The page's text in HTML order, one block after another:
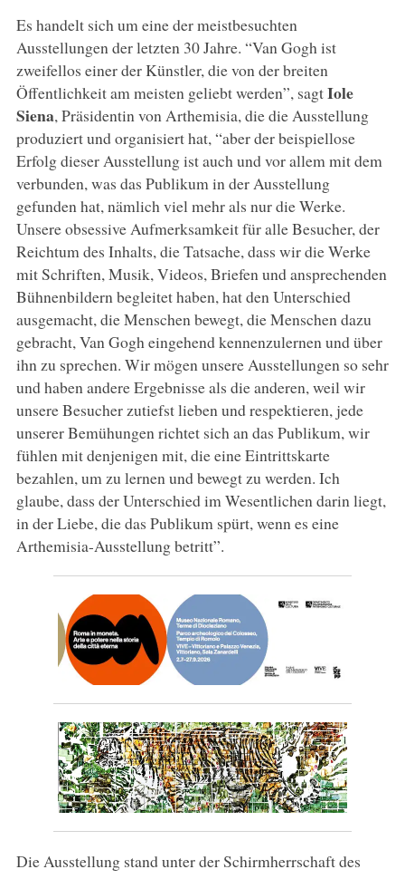
Es handelt sich um eine der meistbesuchten
Ausstellungen der letzten 30 Jahre. “Van Gogh ist
zweifellos einer der Künstler, die von der breiten
Öffentlichkeit am meisten geliebt werden”, sagtIole
Siena, Präsidentin von Arthemisia, die die Ausstellung
produziert und organisiert hat, “aber der beispiellose
Erfolg dieser Ausstellung ist auch und vor allem mit dem
verbunden, was das Publikum in der Ausstellung
gefunden hat, nämlich viel mehr als nur die Werke.
Unsere obsessive Aufmerksamkeit für alle Besucher, der
Reichtum des Inhalts, die Tatsache, dass wir die Werke
mit Schriften, Musik, Videos, Briefen und ansprechenden
Bühnenbildern begleitet haben, hat den Unterschied
ausgemacht, die Menschen bewegt, die Menschen dazu
gebracht, Van Gogh eingehend kennenzulernen und über
ihn zu sprechen. Wir mögen unsere Ausstellungen so sehr
und haben andere Ergebnisse als die anderen, weil wir
unsere Besucher zutiefst lieben und respektieren, jede
unserer Bemühungen richtet sich an das Publikum, wir
fühlen mit denjenigen mit, die eine Eintrittskarte
bezahlen, um zu lernen und bewegt zu werden. Ich
glaube, dass der Unterschied im Wesentlichen darin liegt,
in der Liebe, die das Publikum spürt, wenn es eine
Arthemisia-Ausstellung betritt”.
Die Ausstellung stand unter der Schirmherrschaft des